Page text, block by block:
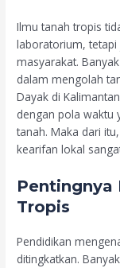
Ilmu tanah tropis
laboratorium,
masyarakat.
dalam mengolah
Dayak di
dengan pola waktu
tanah. Maka dari
kearifan lokal
Pentingnya
Tropis
Pendidikan
ditingkatkan.